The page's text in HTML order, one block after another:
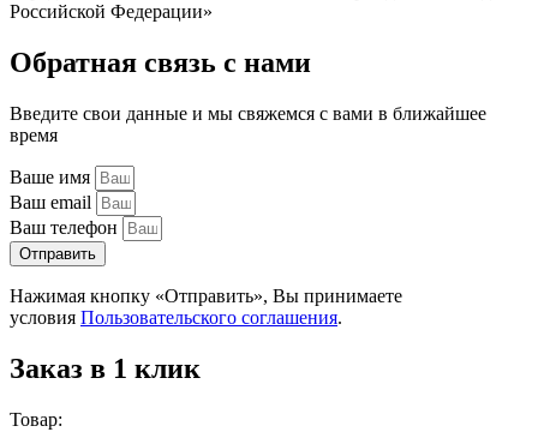
Российской Федерации»
Обратная связь с нами
Введите свои данные и мы свяжемся с вами в ближайшее
время
Ваше имя
Ваш email
Ваш телефон
Отправить
Нажимая кнопку «Отправить», Вы принимаете
условия Пользовательского соглашения.
Заказ в 1 клик
Товар: